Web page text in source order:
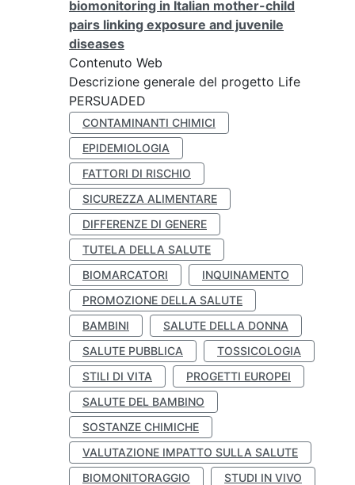
biomonitoring in Italian mother-child
pairs linking exposure and juvenile
diseases
Contenuto Web
Descrizione generale del progetto Life
PERSUADED
CONTAMINANTI CHIMICI
EPIDEMIOLOGIA
FATTORI DI RISCHIO
SICUREZZA ALIMENTARE
DIFFERENZE DI GENERE
TUTELA DELLA SALUTE
BIOMARCATORI
INQUINAMENTO
PROMOZIONE DELLA SALUTE
BAMBINI
SALUTE DELLA DONNA
SALUTE PUBBLICA
TOSSICOLOGIA
STILI DI VITA
PROGETTI EUROPEI
SALUTE DEL BAMBINO
SOSTANZE CHIMICHE
VALUTAZIONE IMPATTO SULLA SALUTE
BIOMONITORAGGIO
STUDI IN VIVO